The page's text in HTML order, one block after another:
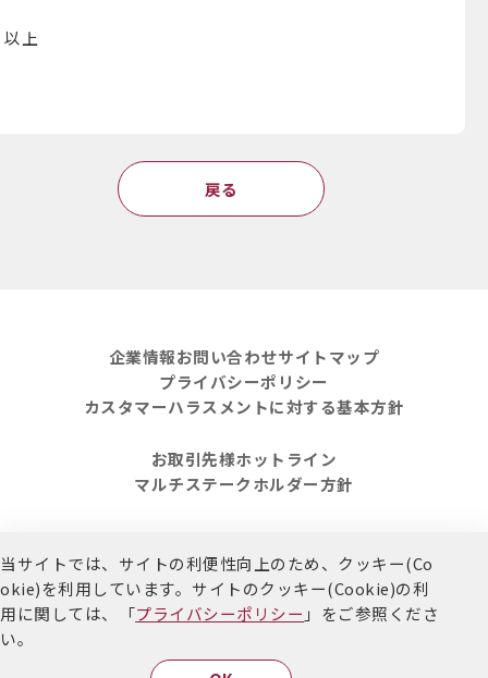
当サイトでは、サイトの利便性向上のため、クッキー(Co
okie)を利用しています。 サイトのクッキー(Cookie)の利
用に関しては、「プライバシーポリシー 」をご参照くださ
い。
以上
戻る
企業情報お問い合わせサイトマップ
プライバシーポリシー
カスタマーハラスメントに対する基本方針
お取引先様ホットライン
マルチステークホルダー方針
Copyright Kokumin Co.,LTD. All Rights Reserved.